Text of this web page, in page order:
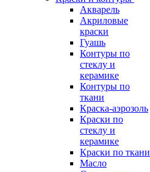
Акварель
Акриловые
краски
Гуашь
Контуры по
стеклу и
керамике
Контуры по
ткани
Краска-аэрозоль
Краски по
стеклу и
керамике
Краски по ткани
Масло